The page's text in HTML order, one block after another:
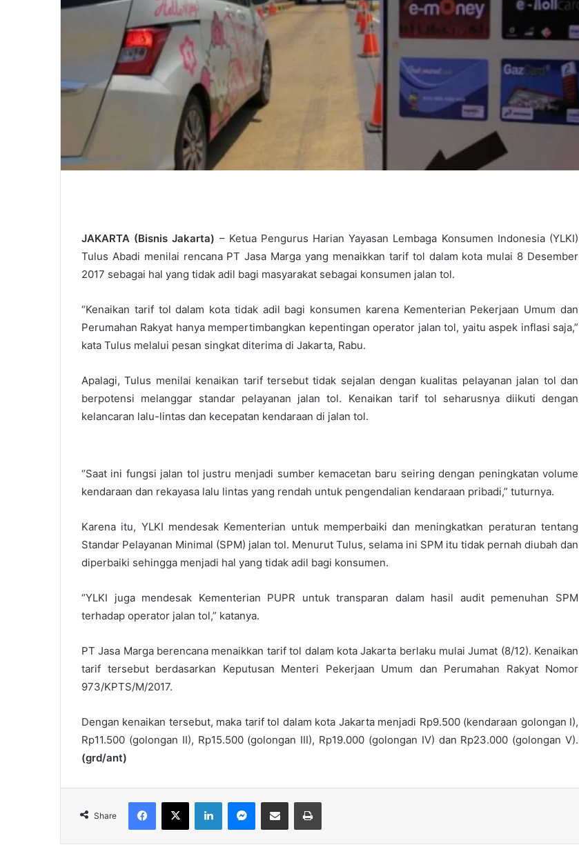
JAKARTA (Bisnis Jakarta) – Ketua Pengurus Harian Yayasan Lembaga Konsumen Indonesia (YLKI)
Tulus Abadi menilai rencana PT Jasa Marga yang menaikkan tarif tol dalam kota mulai 8 Desember
2017 sebagai hal yang tidak adil bagi masyarakat sebagai konsumen jalan tol.
“Kenaikan tarif tol dalam kota tidak adil bagi konsumen karena Kementerian Pekerjaan Umum dan
Perumahan Rakyat hanya mempertimbangkan kepentingan operator jalan tol, yaitu aspek inflasi saja,”
kata Tulus melalui pesan singkat diterima di Jakarta, Rabu.
Apalagi, Tulus menilai kenaikan tarif tersebut tidak sejalan dengan kualitas pelayanan jalan tol dan
berpotensi melanggar standar pelayanan jalan tol. Kenaikan tarif tol seharusnya diikuti dengan
kelancaran lalu-lintas dan kecepatan kendaraan di jalan tol.
“Saat ini fungsi jalan tol justru menjadi sumber kemacetan baru seiring dengan peningkatan volume
kendaraan dan rekayasa lalu lintas yang rendah untuk pengendalian kendaraan pribadi,” tuturnya.
Karena itu, YLKI mendesak Kementerian untuk memperbaiki dan meningkatkan peraturan tentang
Standar Pelayanan Minimal (SPM) jalan tol. Menurut Tulus, selama ini SPM itu tidak pernah diubah dan
diperbaiki sehingga menjadi hal yang tidak adil bagi konsumen.
“YLKI juga mendesak Kementerian PUPR untuk transparan dalam hasil audit pemenuhan SPM
terhadap operator jalan tol,” katanya.
PT Jasa Marga berencana menaikkan tarif tol dalam kota Jakarta berlaku mulai Jumat (8/12). Kenaikan
tarif tersebut berdasarkan Keputusan Menteri Pekerjaan Umum dan Perumahan Rakyat Nomor
973/KPTS/M/2017.
Dengan kenaikan tersebut, maka tarif tol dalam kota Jakarta menjadi Rp9.500 (kendaraan golongan I),
Rp11.500 (golongan II), Rp15.500 (golongan III), Rp19.000 (golongan IV) dan Rp23.000 (golongan V).
(grd/ant)
Share